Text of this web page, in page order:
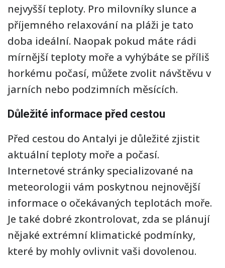
nejvyšší teploty. Pro milovníky slunce a
příjemného relaxování na pláži je tato
doba ideální. Naopak pokud máte rádi
mírnější teploty moře a vyhýbáte se příliš
horkému počasí, můžete zvolit návštěvu v
jarních nebo podzimních měsících.
Důležité informace před cestou
Před cestou do Antalyi je důležité zjistit
aktuální teploty moře a počasí.
Internetové stránky specializované na
meteorologii vám poskytnou nejnovější
informace o očekávaných teplotách moře.
Je také dobré zkontrolovat, zda se plánují
nějaké extrémní klimatické podmínky,
které by mohly ovlivnit vaši dovolenou.